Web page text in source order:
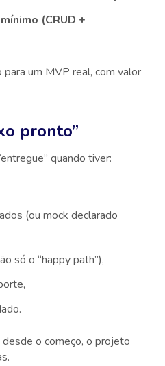
(CRUD +
para um MVP real, com valor
pronto”
quando tiver:
(ou mock declarado
só o “happy path”),
o começo, o projeto
.